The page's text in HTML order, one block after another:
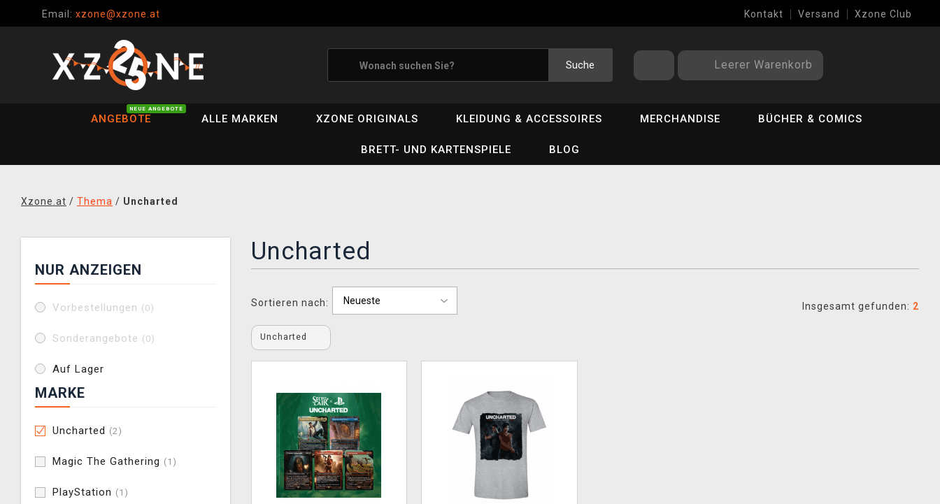
Email: xzone@xzone.at Kontakt Versand Xzone Club
Suche Leerer Warenkorb
ANGEBOTE
NEUE ANGEBOTE
ALLE MARKEN XZONE ORIGINALS KLEIDUNG & ACCESSOIRES MERCHANDISE BÜCHER & COMICS
BRETT- UND KARTENSPIELE BLOG
Xzone.at / Thema / Uncharted
NUR ANZEIGEN
Vorbestellungen (0)
Sonderangebote (0)
Auf Lager
MARKE
Uncharted (2)
Magic The Gathering (1)
PlayStation (1)
Uncharted
Sortieren nach: Insgesamt gefunden: 2
Uncharted